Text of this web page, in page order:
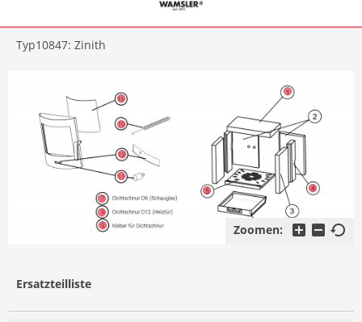
Typ10847: Zinith
Zoomen:
Ersatzteilliste